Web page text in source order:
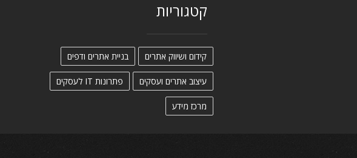
קטגוריות
קידום ושיווק אתרים בניית אתרים ודפים
עיצוב אתרים ועסקים פתרונות IT לעסקים
מרכז מידע